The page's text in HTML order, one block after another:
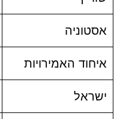
אסטוניה
איחוד האמירויות
ישראל